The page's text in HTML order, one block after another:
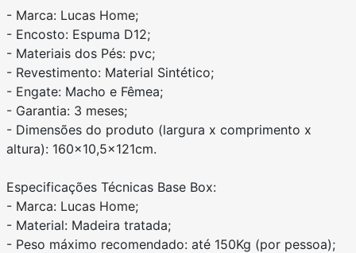
- Marca: Lucas Home;
- Encosto: Espuma D12;
- Materiais dos Pés: pvc;
- Revestimento: Material Sintético;
- Engate: Macho e Fêmea;
- Garantia: 3 meses;
- Dimensões do produto (largura x comprimento x
altura): 160x10,5x121cm.
Especificações Técnicas Base Box:
- Marca: Lucas Home;
- Material: Madeira tratada;
- Peso máximo recomendado: até 150Kg (por pessoa);